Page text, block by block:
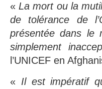
« La mort ou la
de tolérance de
présentée dans le
simplement
l’UNICEF en
« Il est impératif